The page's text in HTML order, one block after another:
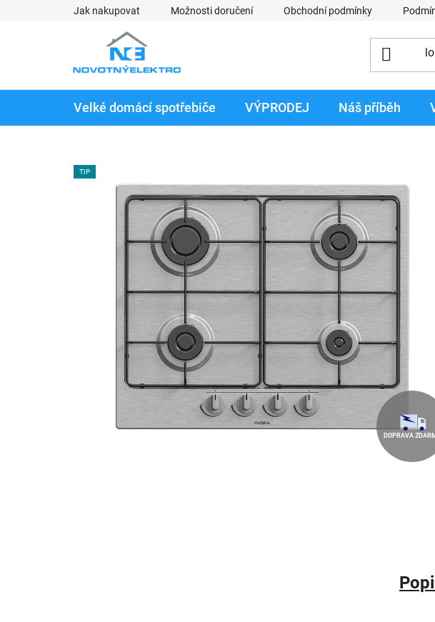
Jak nakupovat Možnosti doručení Obchodní podmínky
Velké domácí spotřebiče VÝPRODEJ Náš příběh
TIP
DOPRAVA